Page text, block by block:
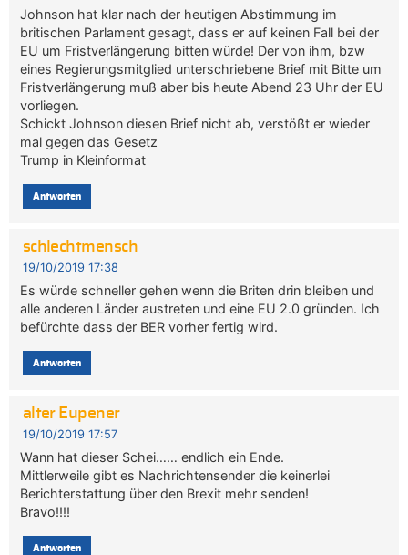
Johnson hat klar nach der heutigen Abstimmung im
britischen Parlament gesagt, dass er auf keinen Fall bei der
EU um Fristverlängerung bitten würde! Der von ihm, bzw
eines Regierungsmitglied unterschriebene Brief mit Bitte um
Fristverlängerung muß aber bis heute Abend 23 Uhr der EU
vorliegen.
Schickt Johnson diesen Brief nicht ab, verstößt er wieder
mal gegen das Gesetz
Trump in Kleinformat
Antworten
schlechtmensch
19/10/2019 17:38
Es würde schneller gehen wenn die Briten drin bleiben und
alle anderen Länder austreten und eine EU 2.0 gründen. Ich
befürchte dass der BER vorher fertig wird.
Antworten
alter Eupener
19/10/2019 17:57
Wann hat dieser Schei…… endlich ein Ende.
Mittlerweile gibt es Nachrichtensender die keinerlei
Berichterstattung über den Brexit mehr senden!
Bravo!!!!
Antworten